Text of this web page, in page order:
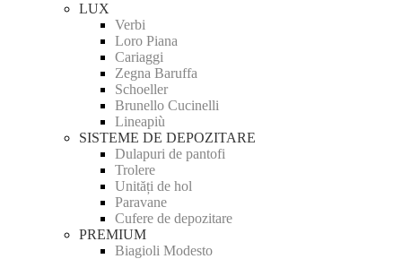
LUX
Verbi
Loro Piana
Cariaggi
Zegna Baruffa
Schoeller
Brunello Cucinelli
Lineapiù
SISTEME DE DEPOZITARE
Dulapuri de pantofi
Trolere
Unități de hol
Paravane
Cufere de depozitare
PREMIUM
Biagioli Modesto